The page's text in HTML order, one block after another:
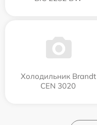
Холодильник Brandt
CEN 3020